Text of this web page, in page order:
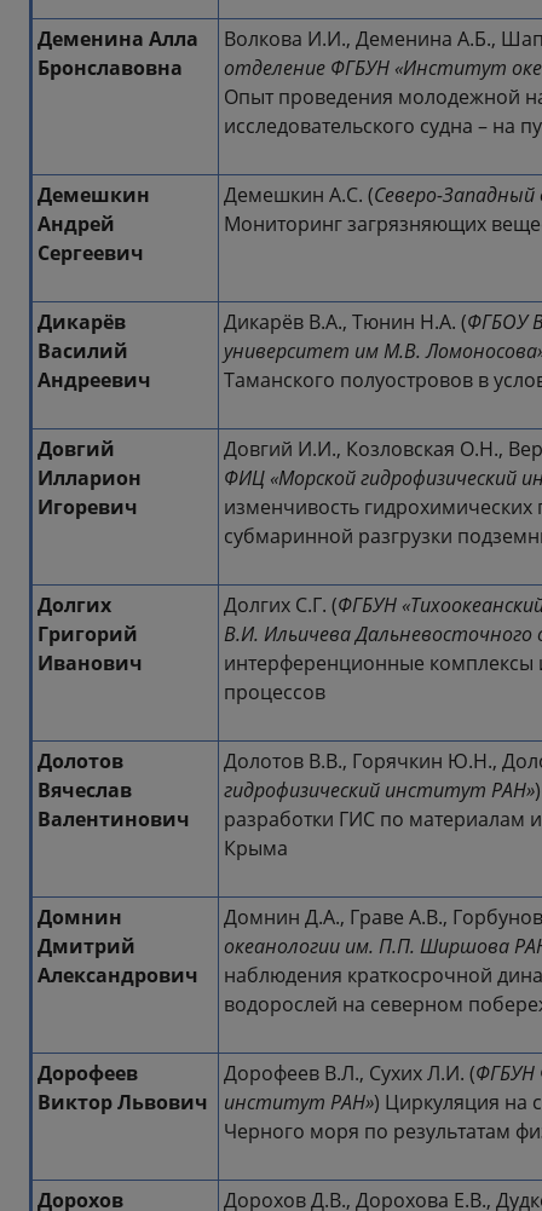
Деменина Алла
Бронславовна
Волкова И.И., Деменина А.Б.,
отделение ФГБУН «Институт
Опыт проведения молодежной
исследовательского судна – на
Демешкин
Андрей
Сергеевич
Демешкин А.С. (Северо-
Мониторинг загрязняющих
Дикарёв
Василий
Андреевич
Дикарёв В.А., Тюнин Н.А. (ФГБОУ
университет им М.В.
Таманского полуостровов в
Довгий
Илларион
Игоревич
Довгий И.И., Козловская О.Н.,
ФИЦ «Морской гидрофизический
изменчивость гидрохимических
субмаринной разгрузки
Долгих
Григорий
Иванович
Долгих С.Г. (ФГБУН
В.И. Ильичева Дальневосточного
интерференционные комплексы
процессов
Долотов
Вячеслав
Валентинович
Долотов В.В., Горячкин Ю.Н.,
гидрофизический институт РАН»
разработки ГИС по материалам
Крыма
Домнин
Дмитрий
Александрович
Домнин Д.А., Граве А.В.,
океанологии им. П.П. Ширшова
наблюдения краткосрочной
водорослей на северном
Дорофеев
Виктор Львович
Дорофеев В.Л., Сухих Л.И. (ФГБУН
институт РАН») Циркуляция на
Черного моря по результатам
Дорохов
Дорохов Д.В., Дорохова Е.В.,